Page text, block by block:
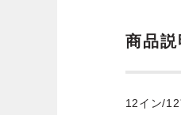
商品説
12イン/